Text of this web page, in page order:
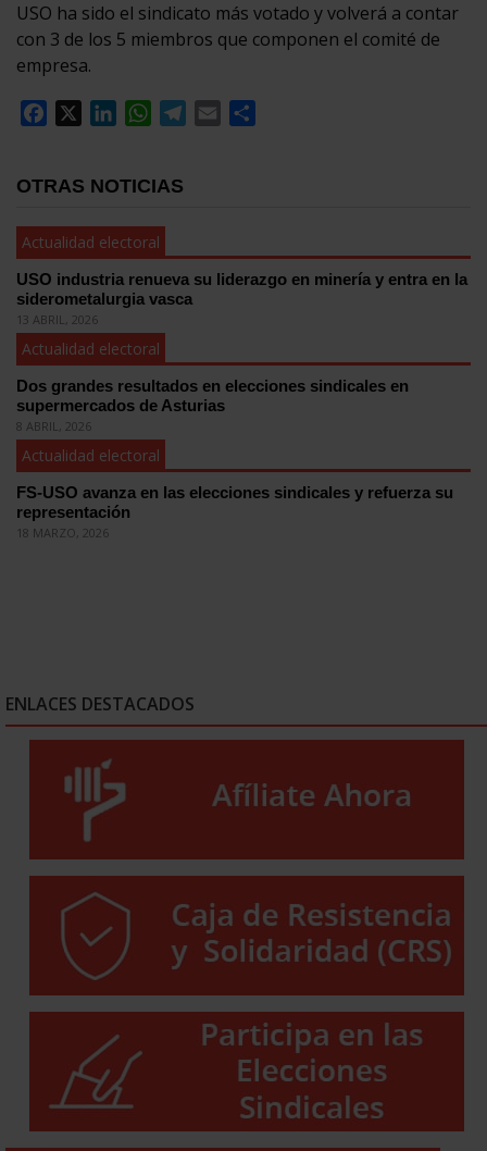
USO ha sido el sindicato más votado y volverá a contar
con 3 de los 5 miembros que componen el comité de
empresa.
Facebook
LinkedInWhatsApp
Telegram
Email
OTRAS NOTICIAS
Actualidad electoral
USO industria renueva su liderazgo en minería y entra en la
siderometalurgia vasca
13 ABRIL, 2026
Actualidad electoral
Dos grandes resultados en elecciones sindicales en
supermercados de Asturias
8 ABRIL, 2026
Actualidad electoral
FS-USO avanza en las elecciones sindicales y refuerza su
representación
18 MARZO, 2026
ENLACES DESTACADOS